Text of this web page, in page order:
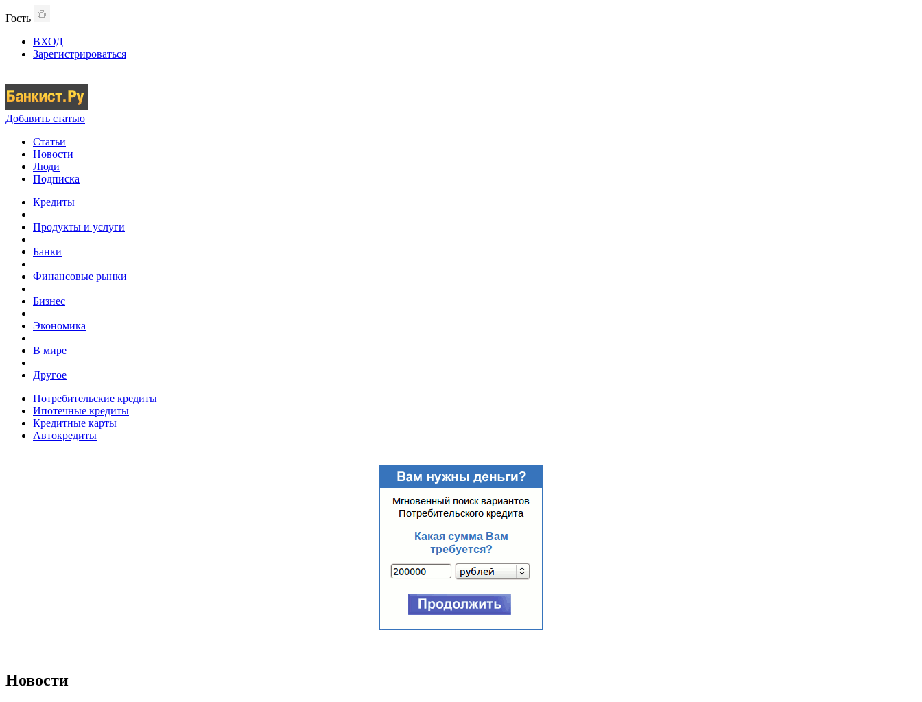
Гость
ВХОД
Зарегистрироваться
Добавить статью
Статьи
Новости
Люди
Подписка
Кредиты
|
Продукты и услуги
|
Банки
|
Финансовые рынки
|
Бизнес
|
Экономика
|
В мире
|
Другое
Потребительские кредиты
Ипотечные кредиты
Кредитные карты
Автокредиты
Новости